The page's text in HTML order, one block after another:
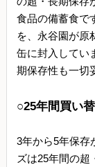
食品の備蓄食で
を、永谷園が原
缶に封入してい
期保存性も一切
○25年間買い
3年から5年保存
ズは25年間の超